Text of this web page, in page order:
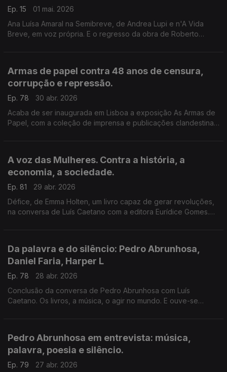
Ep. 15
01 mai. 2026
Ana Luísa Amaral na Semibreve, de Andrea Lupi e n'A Vida
Breve, em voz própria. E o regresso da obra de Roberto
Armas de papel contra 48 anos de censura,
corrupção e repressão.
Ep. 78
30 abr. 2026
Acaba de ser inaugurada em Lisboa a exposição As Armas de
Papel, com a coleção de imprensa e publicações clandestinas
A voz das Mulheres. Contra a história, a
economia, a sociedade.
Ep. 81
29 abr. 2026
Défice, de Emma Holten, um livro capaz de gerar revoluções,
na conversa de Luís Caetano com a editora Eurídice Gomes.
Da palavra e do silêncio: Pedro Abrunhosa,
Daniel Faria, Harper L
Ep. 78
28 abr. 2026
Conclusão da conversa de Pedro Abrunhosa com Luís
Caetano. Os livros, a música, o agir no mundo. E ouve-se
Pedro Abrunhosa em entrevista: música,
palavra, poesia e silêncio.
Ep. 79
27 abr. 2026